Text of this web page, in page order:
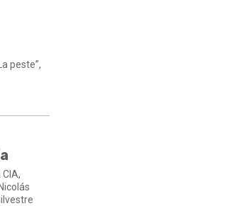
peste”,